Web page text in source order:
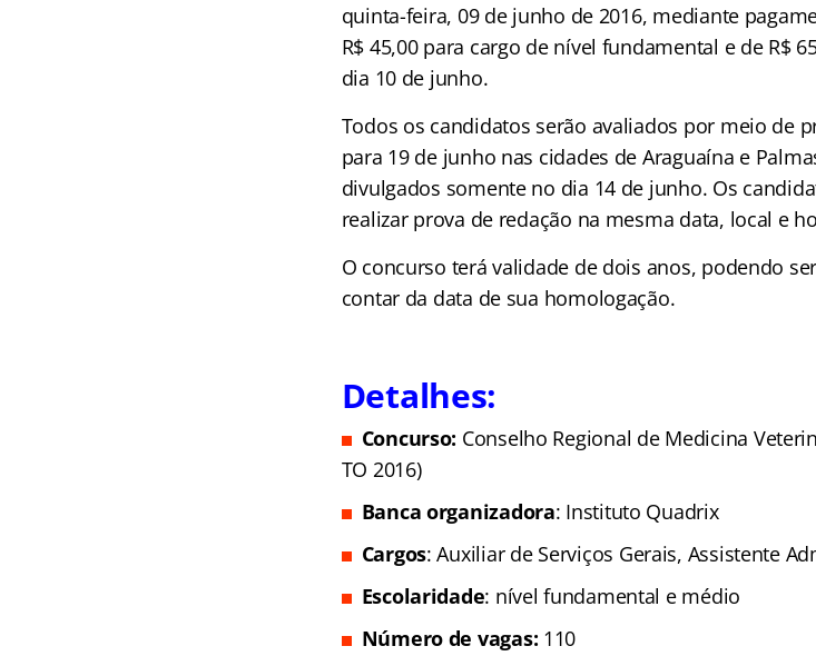
quinta-feira, 09 de junho de 2016, mediante
R$ 45,00 para cargo de nível fundamental e de R$
dia 10 de junho.
Todos os candidatos serão avaliados por meio de
para 19 de junho nas cidades de Araguaína e
divulgados somente no dia 14 de junho. Os
realizar prova de redação na mesma data, local e
O concurso terá validade de dois anos, podendo
contar da data de sua homologação.
Detalhes:
Concurso: Conselho Regional de Medicina
TO 2016)
Banca organizadora: Instituto Quadrix
Cargos: Auxiliar de Serviços Gerais, Assistente
Escolaridade: nível fundamental e médio
Número de vagas: 110